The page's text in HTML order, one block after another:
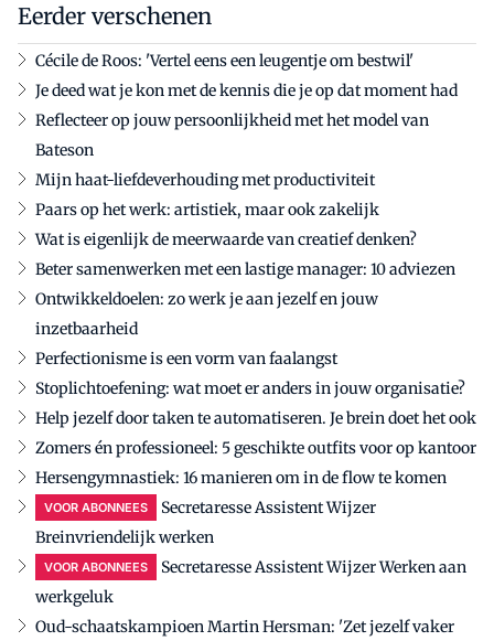
Eerder verschenen
Cécile de Roos: 'Vertel eens een leugentje om bestwil'
Je deed wat je kon met de kennis die je op dat moment had
Reflecteer op jouw persoonlijkheid met het model van
Bateson
Mijn haat-liefdeverhouding met productiviteit
Paars op het werk: artistiek, maar ook zakelijk
Wat is eigenlijk de meerwaarde van creatief denken?
Beter samenwerken met een lastige manager: 10 adviezen
Ontwikkeldoelen: zo werk je aan jezelf en jouw
inzetbaarheid
Perfectionisme is een vorm van faalangst
Stoplichtoefening: wat moet er anders in jouw organisatie?
Help jezelf door taken te automatiseren. Je brein doet het ook
Zomers én professioneel: 5 geschikte outfits voor op kantoor
Hersengymnastiek: 16 manieren om in de flow te komen
VOOR ABONNEES
Secretaresse Assistent Wijzer
Breinvriendelijk werken
VOOR ABONNEES
Secretaresse Assistent Wijzer Werken aan
werkgeluk
Oud-schaatskampioen Martin Hersman: 'Zet jezelf vaker